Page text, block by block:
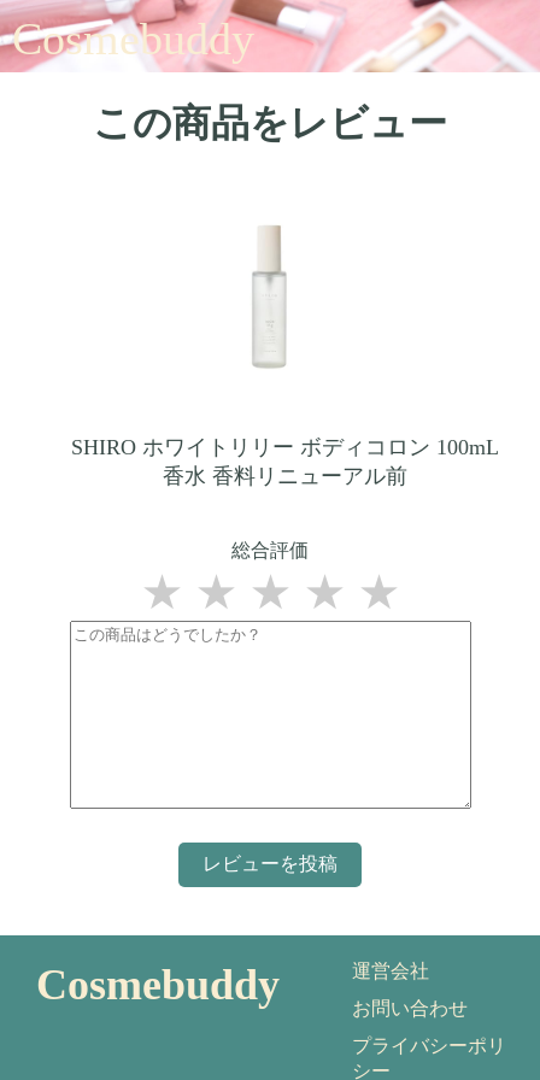
Cosmebuddy
この商品をレビュー
SHIRO ホワイトリリー ボディコロン 100mL
香水 香料リニューアル前
総合評価
★
★
★
★
★
Cosmebuddy
運営会社
お問い合わせ
プライバシーポリ
シー